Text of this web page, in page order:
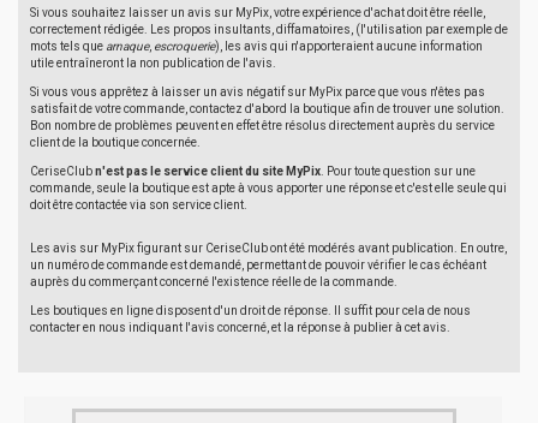
Si vous souhaitez laisser un avis sur MyPix, votre expérience d'achat doit être réelle,
correctement rédigée. Les propos insultants, diffamatoires, (l'utilisation par exemple de
mots tels que arnaque, escroquerie), les avis qui n'apporteraient aucune information
utile entraîneront la non publication de l'avis.
Si vous vous apprêtez à laisser un avis négatif sur MyPix parce que vous n'êtes pas
satisfait de votre commande, contactez d'abord la boutique afin de trouver une solution.
Bon nombre de problèmes peuvent en effet être résolus directement auprès du service
client de la boutique concernée.
CeriseClubn'est pas le service client du site MyPix . Pour toute question sur une
commande, seule la boutique est apte à vous apporter une réponse et c'est elle seule qui
doit être contactée via son service client.
Les avis sur MyPix figurant sur CeriseClub ont été modérés avant publication. En outre,
un numéro de commande est demandé, permettant de pouvoir vérifier le cas échéant
auprès du commerçant concerné l'existence réelle de la commande.
Les boutiques en ligne disposent d'un droit de réponse. Il suffit pour cela de nous
contacter en nous indiquant l'avis concerné, et la réponse à publier à cet avis.